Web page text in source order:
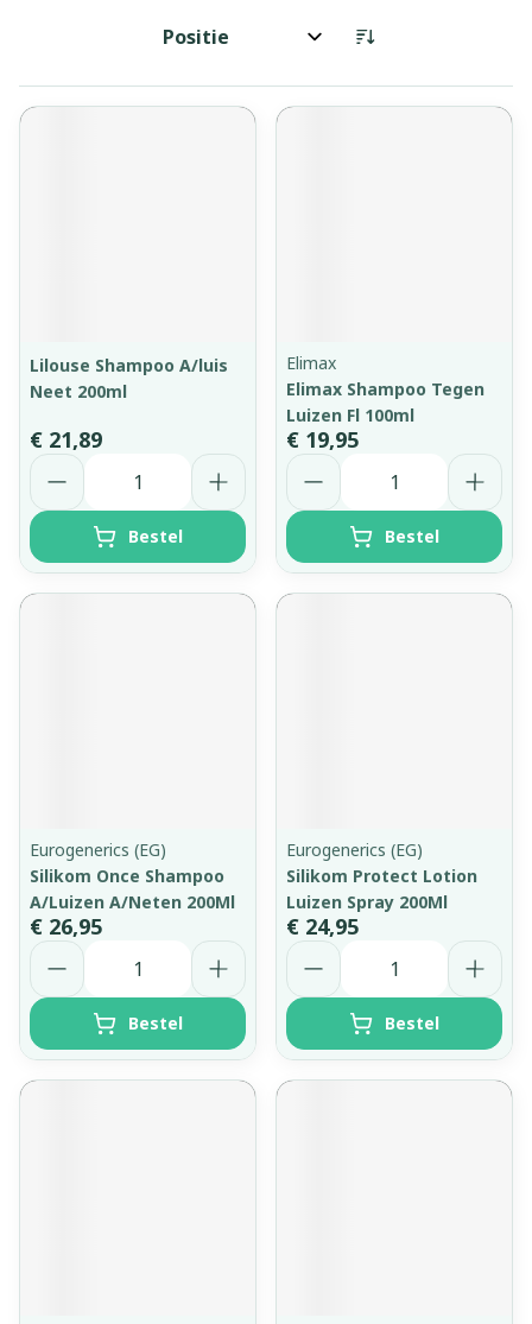
Sorteer op:
Lilouse Shampoo A/luis
Neet 200ml
€ 21,89
Aantal
Bestel
Elimax
Elimax Shampoo Tegen
Luizen Fl 100ml
€ 19,95
Aantal
Bestel
Eurogenerics (EG)
Silikom Once Shampoo
A/Luizen A/Neten 200Ml
€ 26,95
Aantal
Bestel
Eurogenerics (EG)
Silikom Protect Lotion
Luizen Spray 200Ml
€ 24,95
Aantal
Bestel